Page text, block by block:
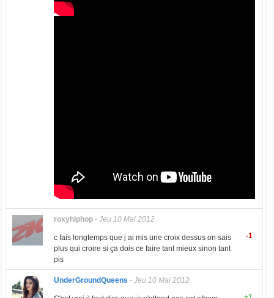
roxyhiphop- Jeu 10 Mai 2012
-1
c fais longtemps que j ai mis une croix dessus on sais
plus qui croire si ça dois ce faire tant mieux sinon tant
pis
UnderGroundQueens - Jeu 10 Mai 2012